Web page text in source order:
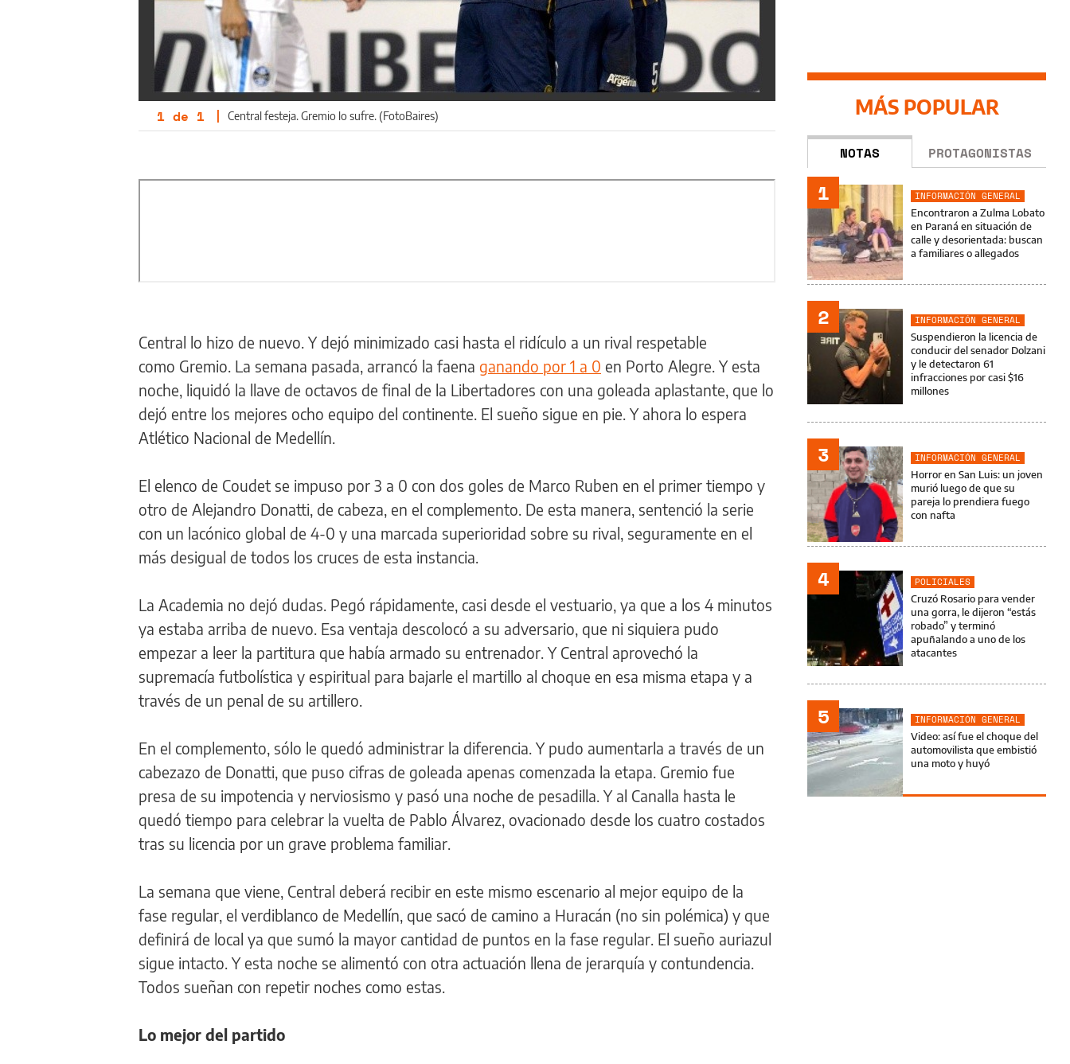
1 de 1 | Central festeja. Gremio lo sufre. (FotoBaires)
Central lo hizo de nuevo. Y dejó minimizado casi hasta el ridículo a un rival respetable
como Gremio. La semana pasada, arrancó la faena ganando por 1 a 0 en Porto Alegre. Y esta
noche, liquidó la llave de octavos de final de la Libertadores con una goleada aplastante, que lo
dejó entre los mejores ocho equipo del continente. El sueño sigue en pie. Y ahora lo espera
Atlético Nacional de Medellín.
El elenco de Coudet se impuso por 3 a 0 con dos goles de Marco Ruben en el primer tiempo y
otro de Alejandro Donatti, de cabeza, en el complemento. De esta manera, sentenció la serie
con un lacónico global de 4-0 y una marcada superioridad sobre su rival, seguramente en el
más desigual de todos los cruces de esta instancia.
La Academia no dejó dudas. Pegó rápidamente, casi desde el vestuario, ya que a los 4 minutos
ya estaba arriba de nuevo. Esa ventaja descolocó a su adversario, que ni siquiera pudo
empezar a leer la partitura que había armado su entrenador. Y Central aprovechó la
supremacía futbolística y espiritual para bajarle el martillo al choque en esa misma etapa y a
través de un penal de su artillero.
En el complemento, sólo le quedó administrar la diferencia. Y pudo aumentarla a través de un
cabezazo de Donatti, que puso cifras de goleada apenas comenzada la etapa. Gremio fue
presa de su impotencia y nerviosismo y pasó una noche de pesadilla. Y al Canalla hasta le
quedó tiempo para celebrar la vuelta de Pablo Álvarez, ovacionado desde los cuatro costados
tras su licencia por un grave problema familiar.
La semana que viene, Central deberá recibir en este mismo escenario al mejor equipo de la
fase regular, el verdiblanco de Medellín, que sacó de camino a Huracán (no sin polémica) y que
definirá de local ya que sumó la mayor cantidad de puntos en la fase regular. El sueño auriazul
sigue intacto. Y esta noche se alimentó con otra actuación llena de jerarquía y contundencia.
Todos sueñan con repetir noches como estas.
Lo mejor del partido
MÁS POPULAR
NOTAS PROTAGONISTAS
1
INFORMACIÓN GENERAL
Encontraron a Zulma Lobato
en Paraná en situación de
calle y desorientada: buscan
a familiares o allegados
2
INFORMACIÓN GENERAL
Suspendieron la licencia de
conducir del senador Dolzani
y le detectaron 61
infracciones por casi $16
millones
3
INFORMACIÓN GENERAL
Horror en San Luis: un joven
murió luego de que su
pareja lo prendiera fuego
con nafta
4
POLICIALES
Cruzó Rosario para vender
una gorra, le dijeron “estás
robado” y terminó
apuñalando a uno de los
atacantes
5
INFORMACIÓN GENERAL
Video: así fue el choque del
automovilista que embistió
una moto y huyó